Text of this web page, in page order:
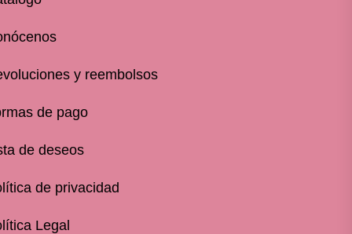
y reembolsos
de pago
de deseos
de privacidad
Legal